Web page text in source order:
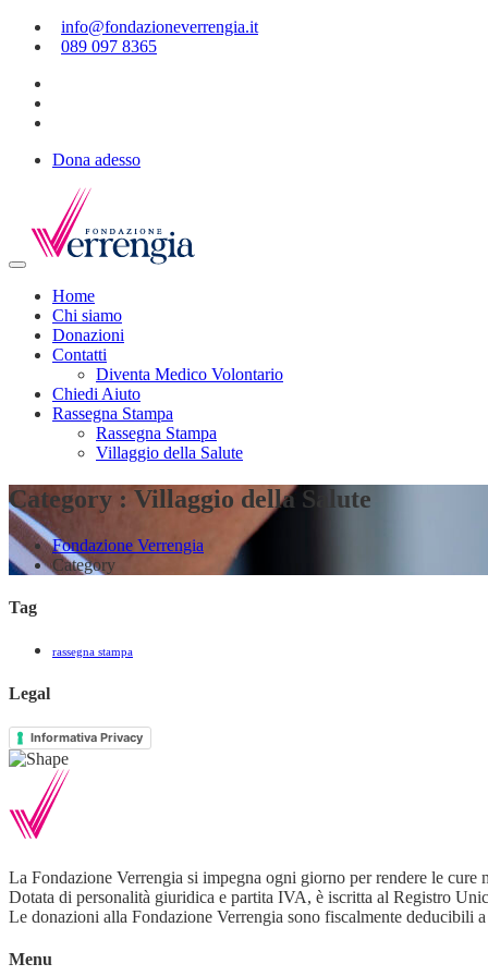
info@fondazioneverrengia.it
089 097 8365
Dona adesso
Home
Chi siamo
Donazioni
Contatti
Diventa Medico Volontario
Chiedi Aiuto
Rassegna Stampa
Rassegna Stampa
Villaggio della Salute
Category : Villaggio della Salute
Fondazione Verrengia
Category
Tag
rassegna stampa
Legal
Informativa Privacy
La Fondazione Verrengia si impegna ogni giorno per rendere le cure
Dotata di personalità giuridica e partita IVA, è iscritta al Registro
Le donazioni alla Fondazione Verrengia sono fiscalmente deducibili
Menu